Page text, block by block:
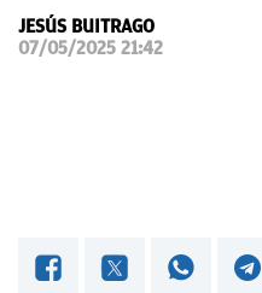
JESÚS BUITRAGO
07/05/2025 21:42